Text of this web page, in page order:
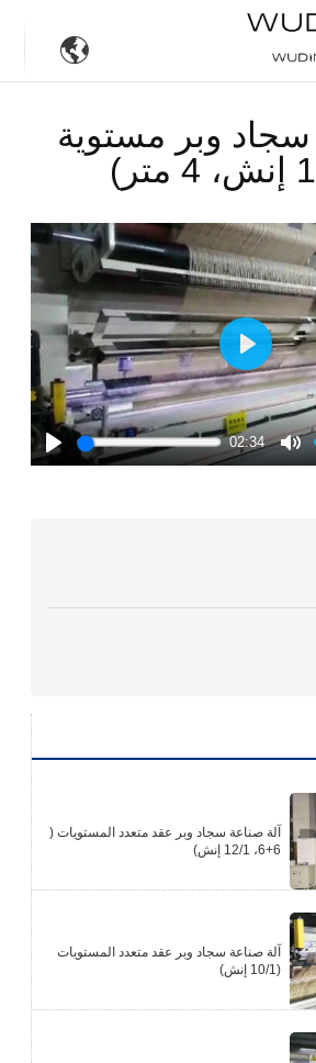

سجاد وبر مستوية
Play
02:34
Play
آلة صناعة سجاد وبر عقد متعدد المستويات (
6+6، 12/1 إنش)
آلة صناعة سجاد وبر عقد متعدد المستويات
(10/1 إنش)